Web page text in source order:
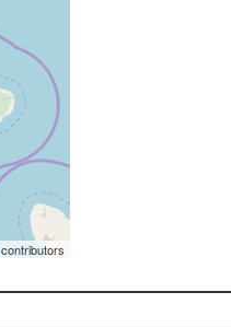
contributors